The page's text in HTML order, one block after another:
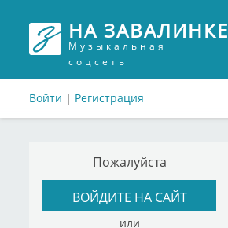
НА ЗАВАЛИНКЕ
Музыкальная
соцсеть
Войти | Регистрация
Пожалуйста
ВОЙДИТЕ НА САЙТ
или